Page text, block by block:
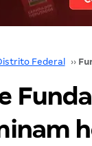
Federal ››